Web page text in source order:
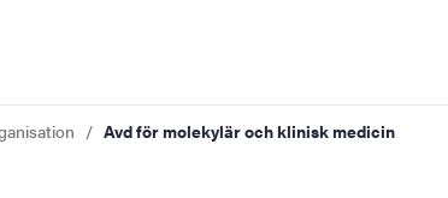
Avd för molekylär och klinisk medicin